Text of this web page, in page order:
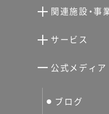
向井潤吉ア
分館スケジ
関連施設・事
世田谷文学館
せたおん
サービス
友の会
公式メディア
ブログ